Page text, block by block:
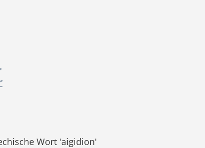
Wort 'aigidion'